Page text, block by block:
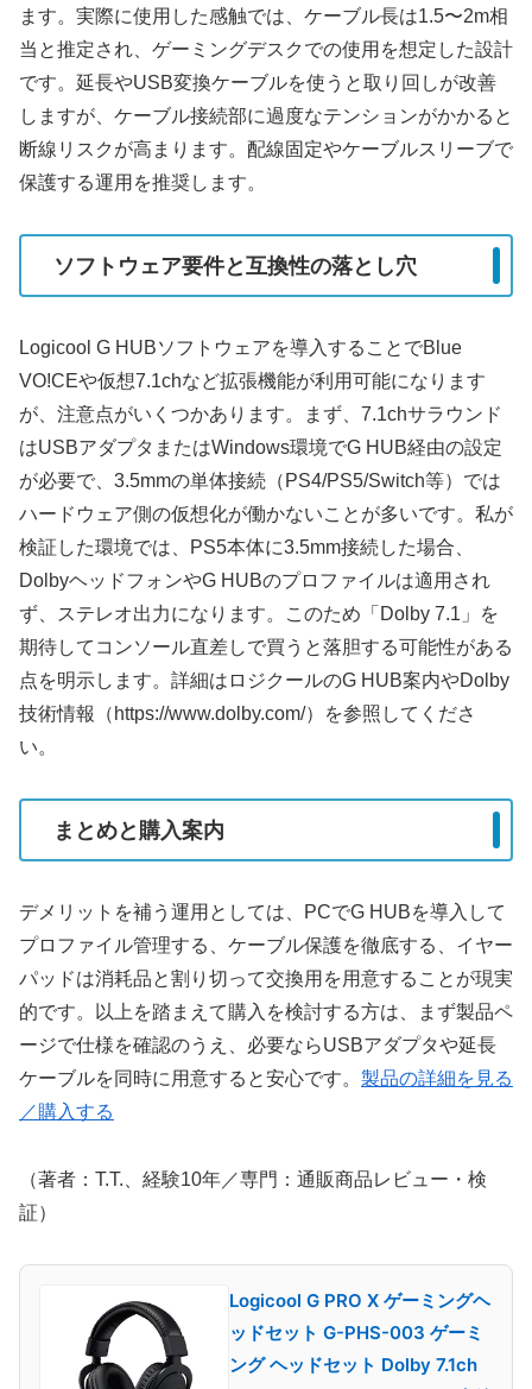
ます。実際に使用した感触では、ケーブル長は1.5〜2m相
当と推定され、ゲーミングデスクでの使用を想定した設計
です。延長やUSB変換ケーブルを使うと取り回しが改善
しますが、ケーブル接続部に過度なテンションがかかると
断線リスクが高まります。配線固定やケーブルスリーブで
保護する運用を推奨します。
ソフトウェア要件と互換性の落とし穴
Logicool G HUBソフトウェアを導入することでBlue
VO!CEや仮想7.1chなど拡張機能が利用可能になります
が、注意点がいくつかあります。まず、7.1chサラウンド
はUSBアダプタまたはWindows環境でG HUB経由の設定
が必要で、3.5mmの単体接続（PS4/PS5/Switch等）では
ハードウェア側の仮想化が働かないことが多いです。私が
検証した環境では、PS5本体に3.5mm接続した場合、
DolbyヘッドフォンやG HUBのプロファイルは適用され
ず、ステレオ出力になります。このため「Dolby 7.1」を
期待してコンソール直差しで買うと落胆する可能性がある
点を明示します。詳細はロジクールのG HUB案内やDolby
技術情報（https://www.dolby.com/）を参照してくださ
い。
まとめと購入案内
デメリットを補う運用としては、PCでG HUBを導入して
プロファイル管理する、ケーブル保護を徹底する、イヤー
パッドは消耗品と割り切って交換用を用意することが現実
的です。以上を踏まえて購入を検討する方は、まず製品ペ
ージで仕様を確認のうえ、必要ならUSBアダプタや延長
ケーブルを同時に用意すると安心です。 製品の詳細を見る
／購入する
（著者：T.T.、経験10年／専門：通販商品レビュー・検
証）
Logicool G PRO X ゲーミングヘ
ッドセット G-PHS-003 ゲーミ
ング ヘッドセット Dolby 7.1ch